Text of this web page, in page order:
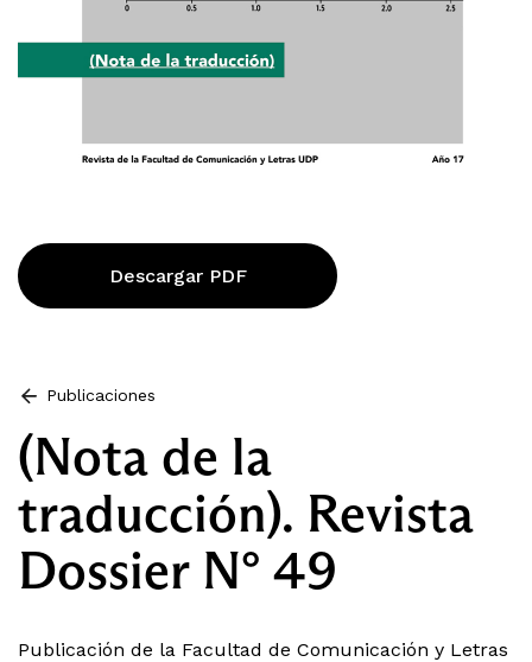
Descargar PDF
Publicaciones
(Nota de la
traducción). Revista
Dossier N° 49
Publicación de la Facultad de Comunicación y Letras